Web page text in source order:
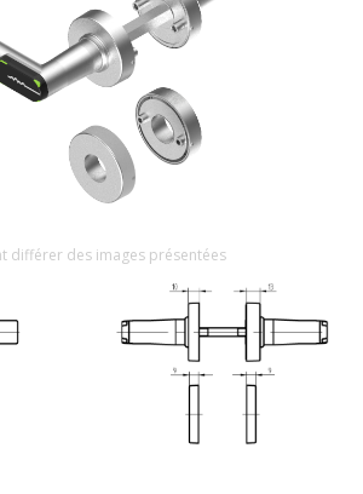
différer des images présentées